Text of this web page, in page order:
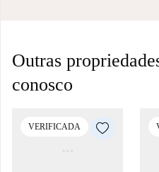
Outras
conosco
VERIFICADA